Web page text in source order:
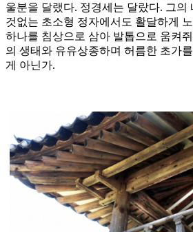
울분을 달랬다. 정경세는 달랐다. 그의
것없는 초소형 정자에서도 활달하게
하나를 침상으로 삼아 발톱으로 움켜
의 생태와 유유상종하며 허름한 초가
게 아닌가.